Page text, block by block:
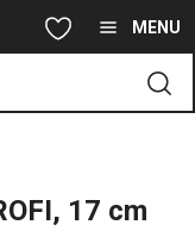
MENU
17 cm